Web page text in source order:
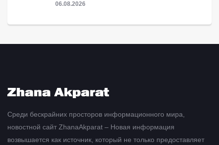
06.08.2026
Среди бескрайних просторов информационного мира,
новостной сайт ZhanaAkparat – Новая информация
возвышается как источник, который не только предоставляет